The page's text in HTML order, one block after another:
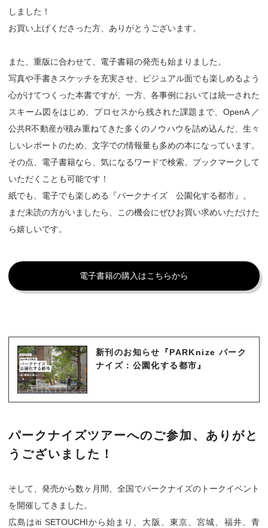
しました！
お買い上げくださった方、ありがとうございます。
また、重版に合わせて、電子書籍の発売も始まりました。
写真や手書きスケッチを充実させ、ビジュアル面でも楽しめるよう
心がけてつくった本書ですが、一方、各事例においては統一された
スキーム図をはじめ、プロセスから残された課題まで、OpenA ／
公共R不動産が積み重ねてきた多くのノウハウを詰め込んだ、生々
しいレポートのため、文字での情報量も多めの本になっています。
その点、電子書籍なら、気になるワードで検索、ブックマークして
いただくことも可能です！
紙でも、電子でも楽しめる『パークナイズ 公園化する都市』。
まだ未読の方がいましたら、この機会にぜひお買い求めいただけた
ら嬉しいです。
電子書籍の購入はこちらから
新刊のお知らせ『PARKnize パーク
ナイズ：公園化する都市』
パークナイズツアーへのご参加、ありがと
うございました！
そして、発売から数ヶ月間、全国でパークナイズのトークイベント
を開催してきました。
広島はiti SETOUCHIから始まり、大阪、東京、宮城、福井、青